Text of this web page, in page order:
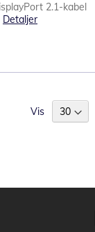
2.1-kabel
Detaljer
Vis